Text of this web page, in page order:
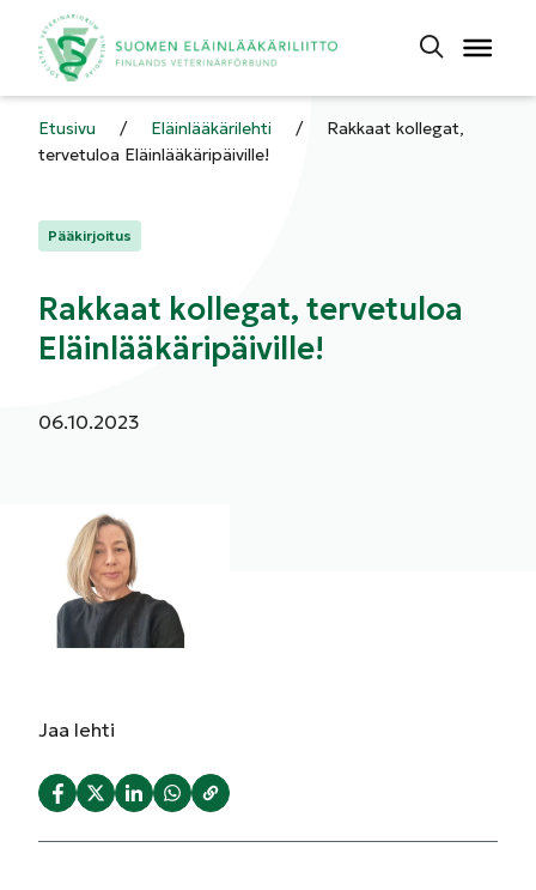
Etusivu / Eläinlääkärilehti /
Rakkaat kollegat,
tervetuloa Eläinlääkäripäiville!
Kategoriat:
Pääkirjoitus
Rakkaat kollegat, tervetuloa
Eläinlääkäripäiville!
Julkaistu:
06.10.2023
Jaa lehti